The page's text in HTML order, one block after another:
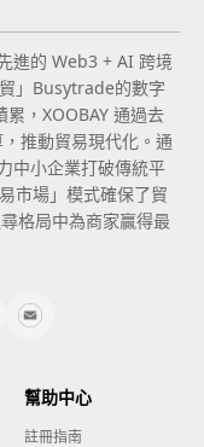
進的 Web3 + AI 跨境
」Busytrade的數字
，XOOBAY 通過去
推動貿易現代化。通
中小企業打破傳統平
市場」模式確保了貿
格局中為商家贏得最
幫助中心
註冊指南